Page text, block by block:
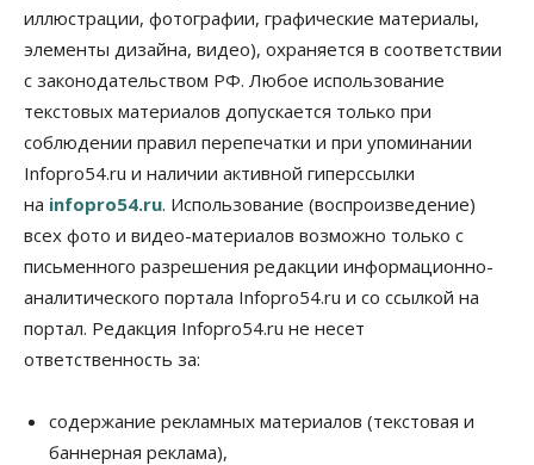
иллюстрации, фотографии, графические материалы,
элементы дизайна, видео), охраняется в соответствии
с законодательством РФ. Любое использование
текстовых материалов допускается только при
соблюдении правил перепечатки и при упоминании
Infopro54.ru и наличии активной гиперссылки
на infopro54.ru. Использование (воспроизведение)
всех фото и видео-материалов возможно только с
письменного разрешения редакции информационно-
аналитического портала Infopro54.ru и со ссылкой на
портал. Редакция Infopro54.ru не несет
ответственность за:
содержание рекламных материалов (текстовая и
баннерная реклама),